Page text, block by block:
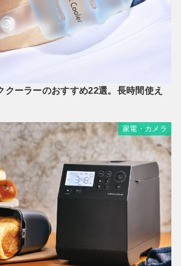
クーラーのおすすめ22選。長時間使え
家電・カメラ